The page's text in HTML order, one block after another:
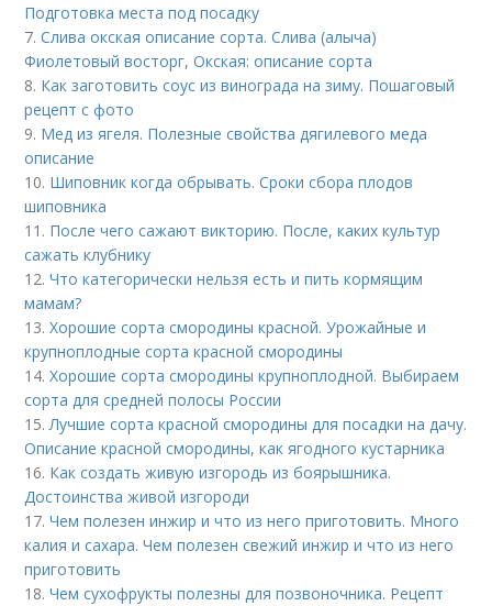
Подготовка места под посадку
7.Слива окская описание сорта. Слива (алыча)
Фиолетовый восторг, Окская: описание сорта
8. Как заготовить соус из винограда на зиму. Пошаговый
рецепт с фото
9. Мед из ягеля. Полезные свойства дягилевого меда
описание
10. Шиповник когда обрывать. Сроки сбора плодов
шиповника
11. После чего сажают викторию. После, каких культур
сажать клубнику
12.Что категорически нельзя есть и пить кормящим
мамам?
13.Хорошие сорта смородины красной. Урожайные и
крупноплодные сорта красной смородины
14.Хорошие сорта смородины крупноплодной. Выбираем
сорта для средней полосы России
15.Лучшие сорта красной смородины для посадки на дачу.
Описание красной смородины, как ягодного кустарника
16. Как создать живую изгородь из боярышника.
Достоинства живой изгороди
17.Чем полезен инжир и что из него приготовить. Много
калия и сахара. Чем полезен свежий инжир и что из него
приготовить
18.Чем сухофрукты полезны для позвоночника. Рецепт